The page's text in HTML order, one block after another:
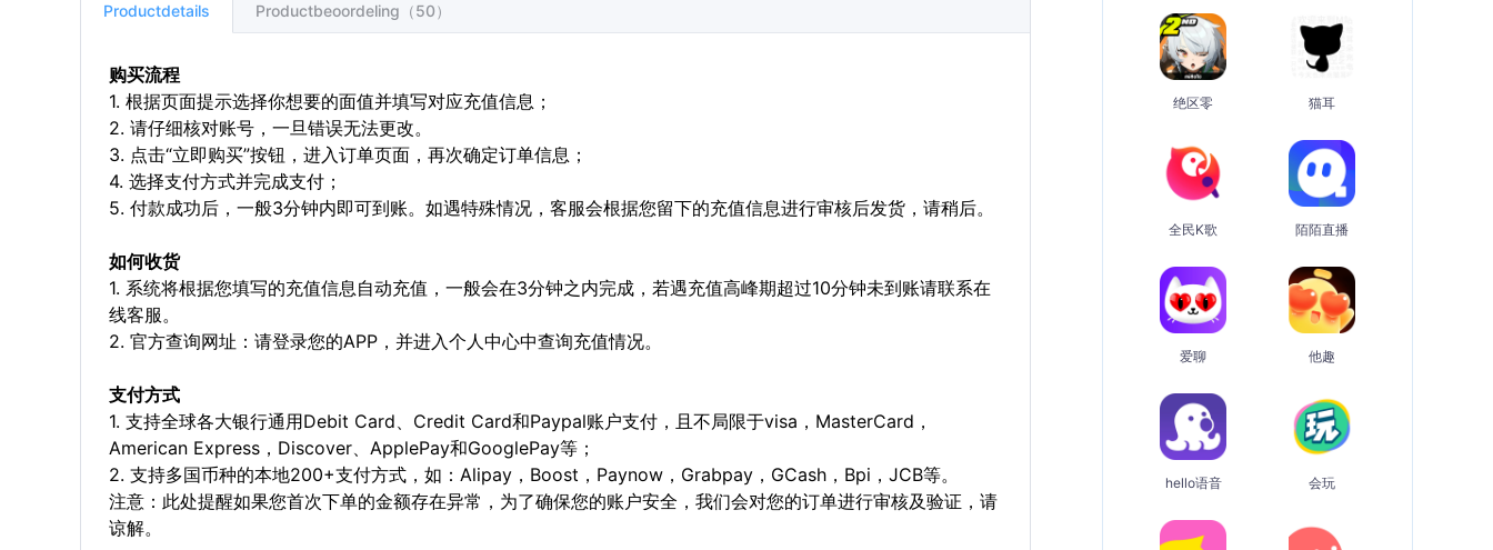
Productdetails Productbeoordeling（50）
购买流程
1. 根据页面提示选择你想要的面值并填写对应充值信息；
2. 请仔细核对账号，一旦错误无法更改。
3. 点击“立即购买”按钮，进入订单页面，再次确定订单信息；
4. 选择支付方式并完成支付；
5. 付款成功后，一般3分钟内即可到账。如遇特殊情况，客服会根据您留下的充值信息进行审核后发货，请稍后。
如何收货
1. 系统将根据您填写的充值信息自动充值，一般会在3分钟之内完成，若遇充值高峰期超过10分钟未到账请联系在
线客服。
2. 官方查询网址：请登录您的APP，并进入个人中心中查询充值情况。
支付方式
1. 支持全球各大银行通用Debit Card、Credit Card和Paypal账户支付，且不局限于visa，MasterCard，
American Express，Discover、ApplePay和GooglePay等；
2. 支持多国币种的本地200+支付方式，如：Alipay，Boost，Paynow，Grabpay，GCash，Bpi，JCB等。
注意：此处提醒如果您首次下单的金额存在异常，为了确保您的账户安全，我们会对您的订单进行审核及验证，请
谅解。
绝区零 猫耳
全民K歌 陌陌直播
爱聊 他趣
hello语音 会玩